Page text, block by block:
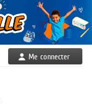
Me connecter